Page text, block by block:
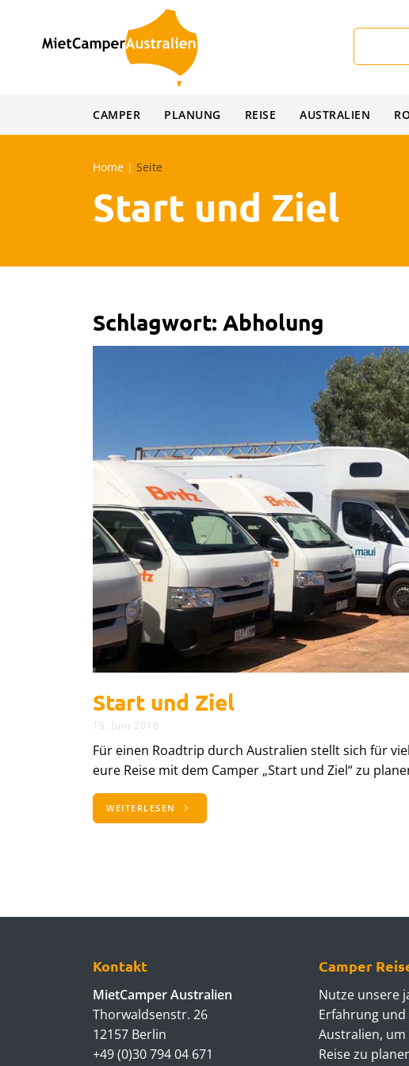
content
CAMPER PLANUNG REISE AUSTRALIEN
Home | Seite
Start und Ziel
Schlagwort: Abholung
Start und Ziel
15. Juni 2016
Für einen Roadtrip durch Australien stellt sich für
eure Reise mit dem Camper „Start und Ziel“ zu
WEITERLESEN
Kontakt
MietCamper Australien
Thorwaldsenstr. 26
12157 Berlin
+49 (0)30 794 04 671
Camper
Nutze unsere
Erfahrung
Australien,
Reise zu